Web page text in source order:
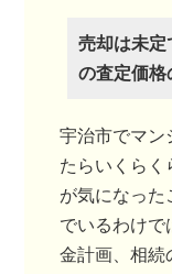
売却は未定
の査定価格
宇治市でマン
たらいくらく
が気になった
でいるわけで
金計画、相続